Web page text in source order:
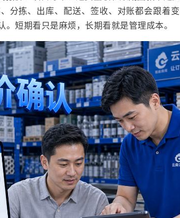
分拣、出库、配送、签收、对账都会跟着
短期看只是麻烦，长期看就是管理成本。